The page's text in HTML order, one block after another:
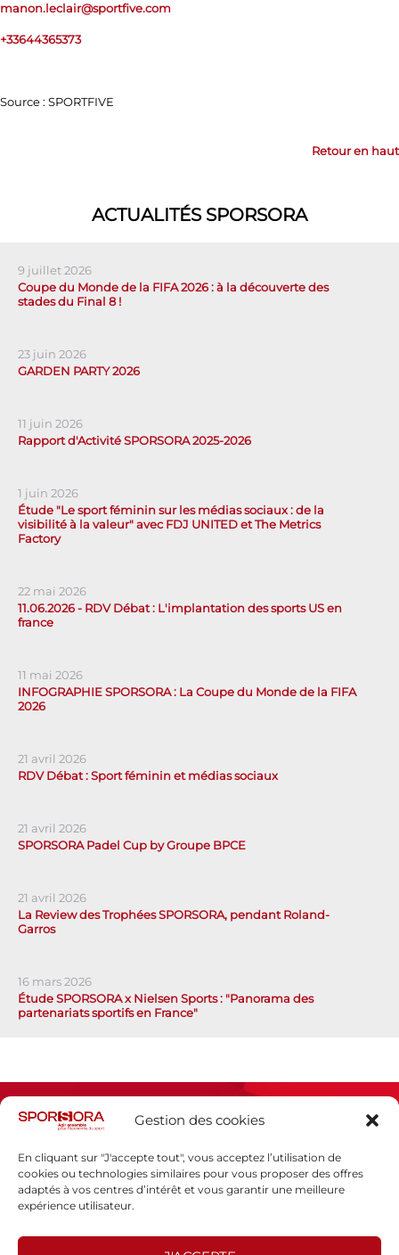
Gestion des cookies
En cliquant sur "J'accepte tout", vous acceptez l’utilisation de
cookies ou technologies similaires pour vous proposer des offres
adaptés à vos centres d’intérêt et vous garantir une meilleure
expérience utilisateur.
manon.leclair@sportfive.com
+33644365373
Source : SPORTFIVE
Retour en haut
ACTUALITÉS SPORSORA
9 juillet 2026
Coupe du Monde de la FIFA 2026 : à la découverte des
stades du Final 8 !
23 juin 2026
GARDEN PARTY 2026
11 juin 2026
Rapport d'Activité SPORSORA 2025-2026
1 juin 2026
Étude "Le sport féminin sur les médias sociaux : de la
visibilité à la valeur" avec FDJ UNITED et The Metrics
Factory
22 mai 2026
11.06.2026 - RDV Débat : L'implantation des sports US en
france
11 mai 2026
INFOGRAPHIE SPORSORA : La Coupe du Monde de la FIFA
2026
21 avril 2026
RDV Débat : Sport féminin et médias sociaux
21 avril 2026
SPORSORA Padel Cup by Groupe BPCE
21 avril 2026
La Review des Trophées SPORSORA, pendant Roland-
Garros
16 mars 2026
Étude SPORSORA x Nielsen Sports : "Panorama des
partenariats sportifs en France"
Espace presse
Politique de confidentialité